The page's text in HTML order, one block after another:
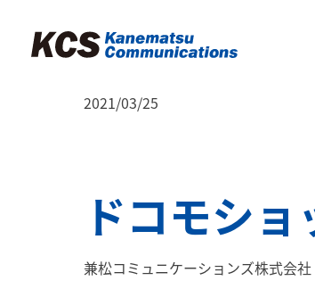
2021/03/25
ドコモシ
兼松コミュニケーションズ株式会社